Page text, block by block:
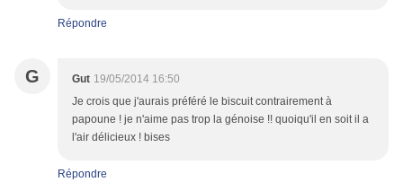
Répondre
G Gut 19/05/2014 16:50
Je crois que j'aurais préféré le biscuit contrairement à
papoune ! je n'aime pas trop la génoise !! quoiqu'il en soit il a
l'air délicieux ! bises
Répondre